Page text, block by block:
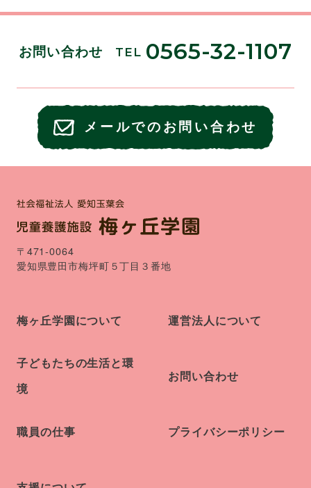
お問い合わせ TEL 0565-32-1107
メールでのお問い合わせ
〒471-0064
愛知県豊田市梅坪町５丁目３番地
梅ヶ丘学園について
子どもたちの生活と環
境
職員の仕事
運営法人について
お問い合わせ
プライバシーポリシー